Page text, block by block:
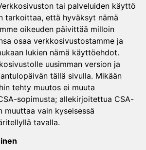
tai palveluiden käyttö
tarkoittaa, että hyväksyt nämä
oikeuden päivittää milloin
osaa verkkosivustostamme ja
lukien nämä käyttöehdot.
uusimman version ja
tällä sivulla. Mikään
tehty muutos ei muuta
sopimusta; allekirjoitettua CSA-
muuttaa vain kyseisessä
tavalla.